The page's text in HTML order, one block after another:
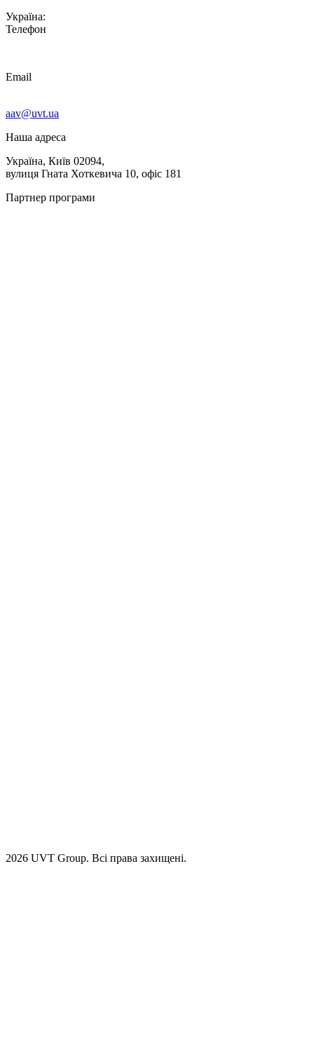
Україна:
Телефон
Email
aav@uvt.ua
Наша адреса
Україна, Київ 02094,
вулиця Гната Хоткевича 10, офіс 181
Партнер програми
2026 UVT Group. Всі права захищені.